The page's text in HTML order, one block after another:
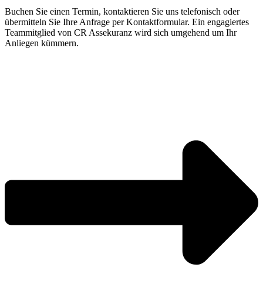
Buchen Sie einen Termin, kontaktieren Sie uns telefonisch oder
übermitteln Sie Ihre Anfrage per Kontaktformular. Ein engagiertes
Teammitglied von CR Assekuranz wird sich umgehend um Ihr
Anliegen kümmern.